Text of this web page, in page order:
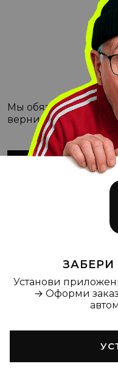
Установи
→ Оформи
Мы обязательно с
вернитесь на
Главная Каталог